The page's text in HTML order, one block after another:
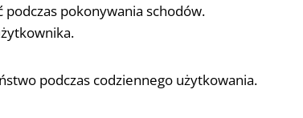
pokonywania schodów.
podczas codziennego użytkowania.